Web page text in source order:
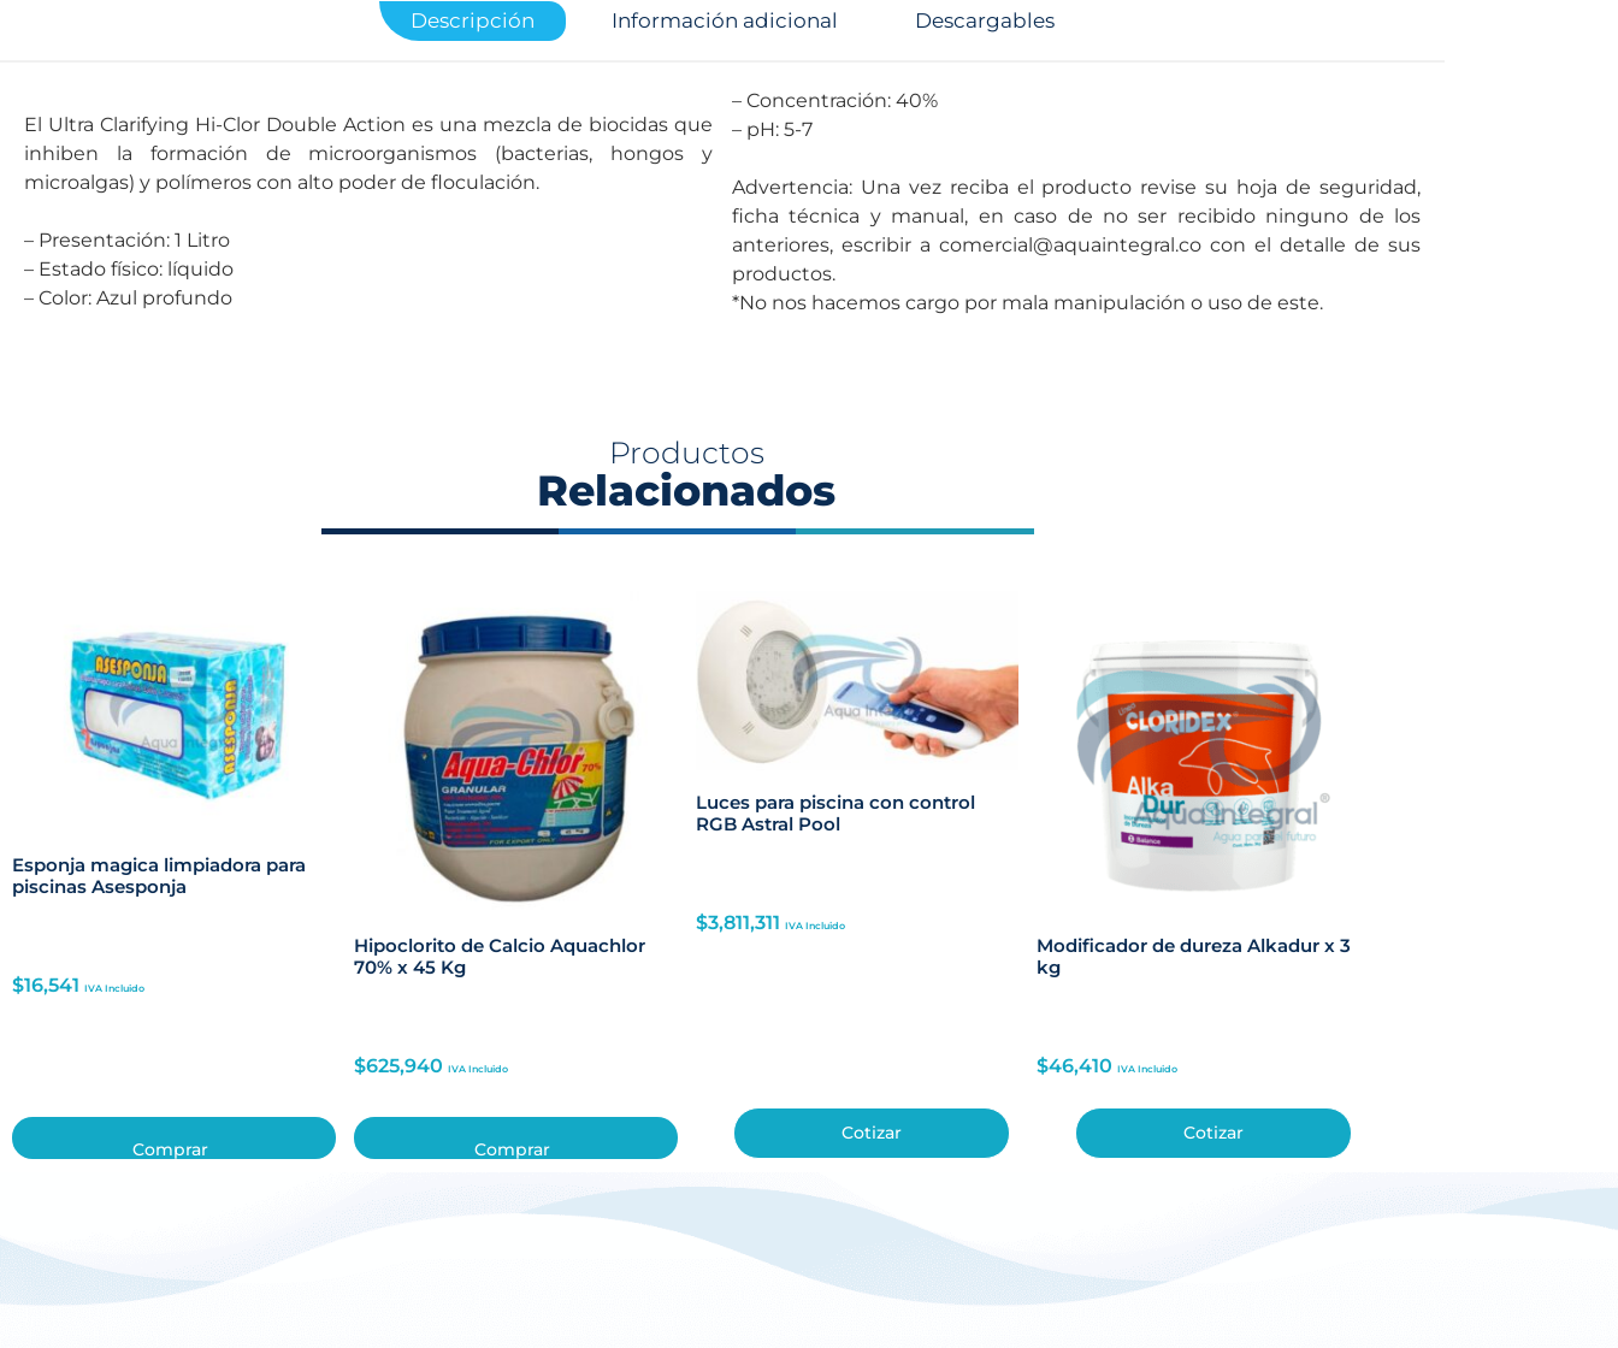
Descripción Información adicional Descargables
El Ultra Clarifying Hi-Clor Double Action es una mezcla de biocidas que
inhiben la formación de microorganismos (bacterias, hongos y
microalgas) y polímeros con alto poder de floculación.
– Presentación: 1 Litro
– Estado físico: líquido
– Color: Azul profundo
– Concentración: 40%
– pH: 5-7
Advertencia: Una vez reciba el producto revise su hoja de seguridad,
ficha técnica y manual, en caso de no ser recibido ninguno de los
anteriores, escribir a comercial@aquaintegral.co con el detalle de sus
productos.
*No nos hacemos cargo por mala manipulación o uso de este.
Productos
Relacionados
Esponja magica limpiadora para
piscinas Asesponja
$16,541 IVA Incluido
Comprar
Hipoclorito de Calcio Aquachlor
70% x 45 Kg
$625,940 IVA Incluido
Comprar
Luces para piscina con control
RGB Astral Pool
$3,811,311 IVA Incluido
Cotizar
Modificador de dureza Alkadur x 3
kg
$46,410 IVA Incluido
Cotizar